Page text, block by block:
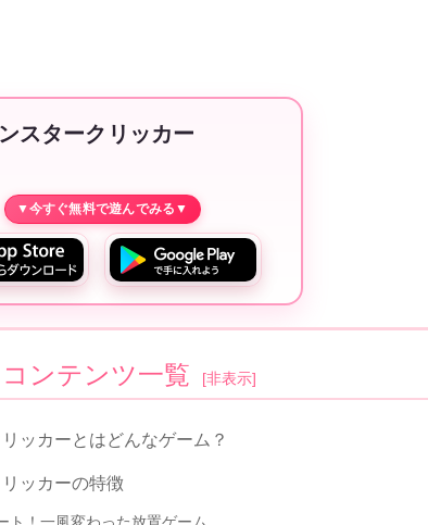
スタークリッカー
コンテンツ一覧 [非表示]
ッカーとはどんなゲーム？
ッカーの特徴